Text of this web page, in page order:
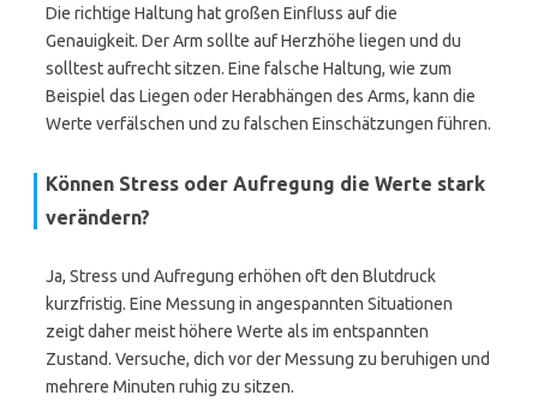
Die richtige Haltung hat großen Einfluss auf die
Genauigkeit. Der Arm sollte auf Herzhöhe liegen und du
solltest aufrecht sitzen. Eine falsche Haltung, wie zum
Beispiel das Liegen oder Herabhängen des Arms, kann die
Werte verfälschen und zu falschen Einschätzungen führen.
Können Stress oder Aufregung die Werte stark
verändern?
Ja, Stress und Aufregung erhöhen oft den Blutdruck
kurzfristig. Eine Messung in angespannten Situationen
zeigt daher meist höhere Werte als im entspannten
Zustand. Versuche, dich vor der Messung zu beruhigen und
mehrere Minuten ruhig zu sitzen.